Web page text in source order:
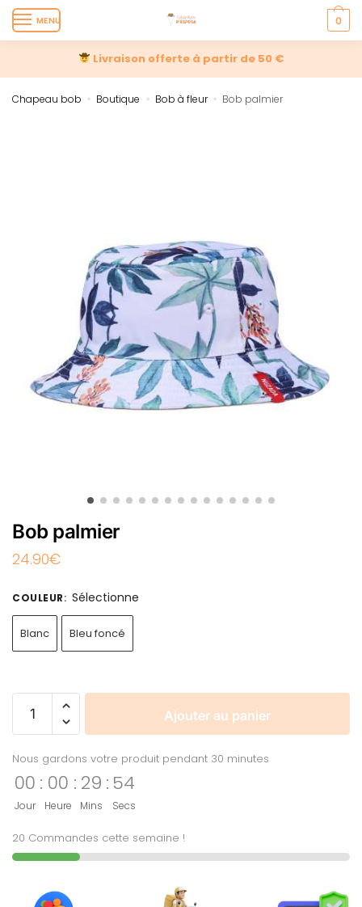
MENU 0
Livraison offerte à partir de 50 €
Chapeau bob » Boutique » Bob à fleur » Bob palmier
Bob palmier
24.90€
COULEUR: Sélectionne
Blanc Bleu foncé
Ajouter au panier
Nous gardons votre produit pendant 30 minutes
00
Jour
: 00
Heure
: 29
Mins
: 54
Secs
20 Commandes cette semaine !